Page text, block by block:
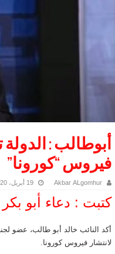
أبوطالب :
فيروس “كورونا”
Akbar ALgomhur 19 أبريل، 2020
كتبت : دعاء أبو بكر
أكد النائب خالد أبو طالب، عضو
لانتشار فيروس كورونا.